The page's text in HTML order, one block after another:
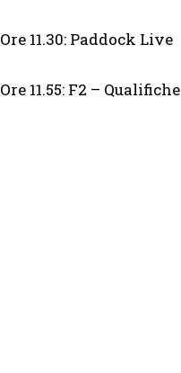
Ore 11.30: Paddock Live
Ore 11.55: F2 – Qualifiche